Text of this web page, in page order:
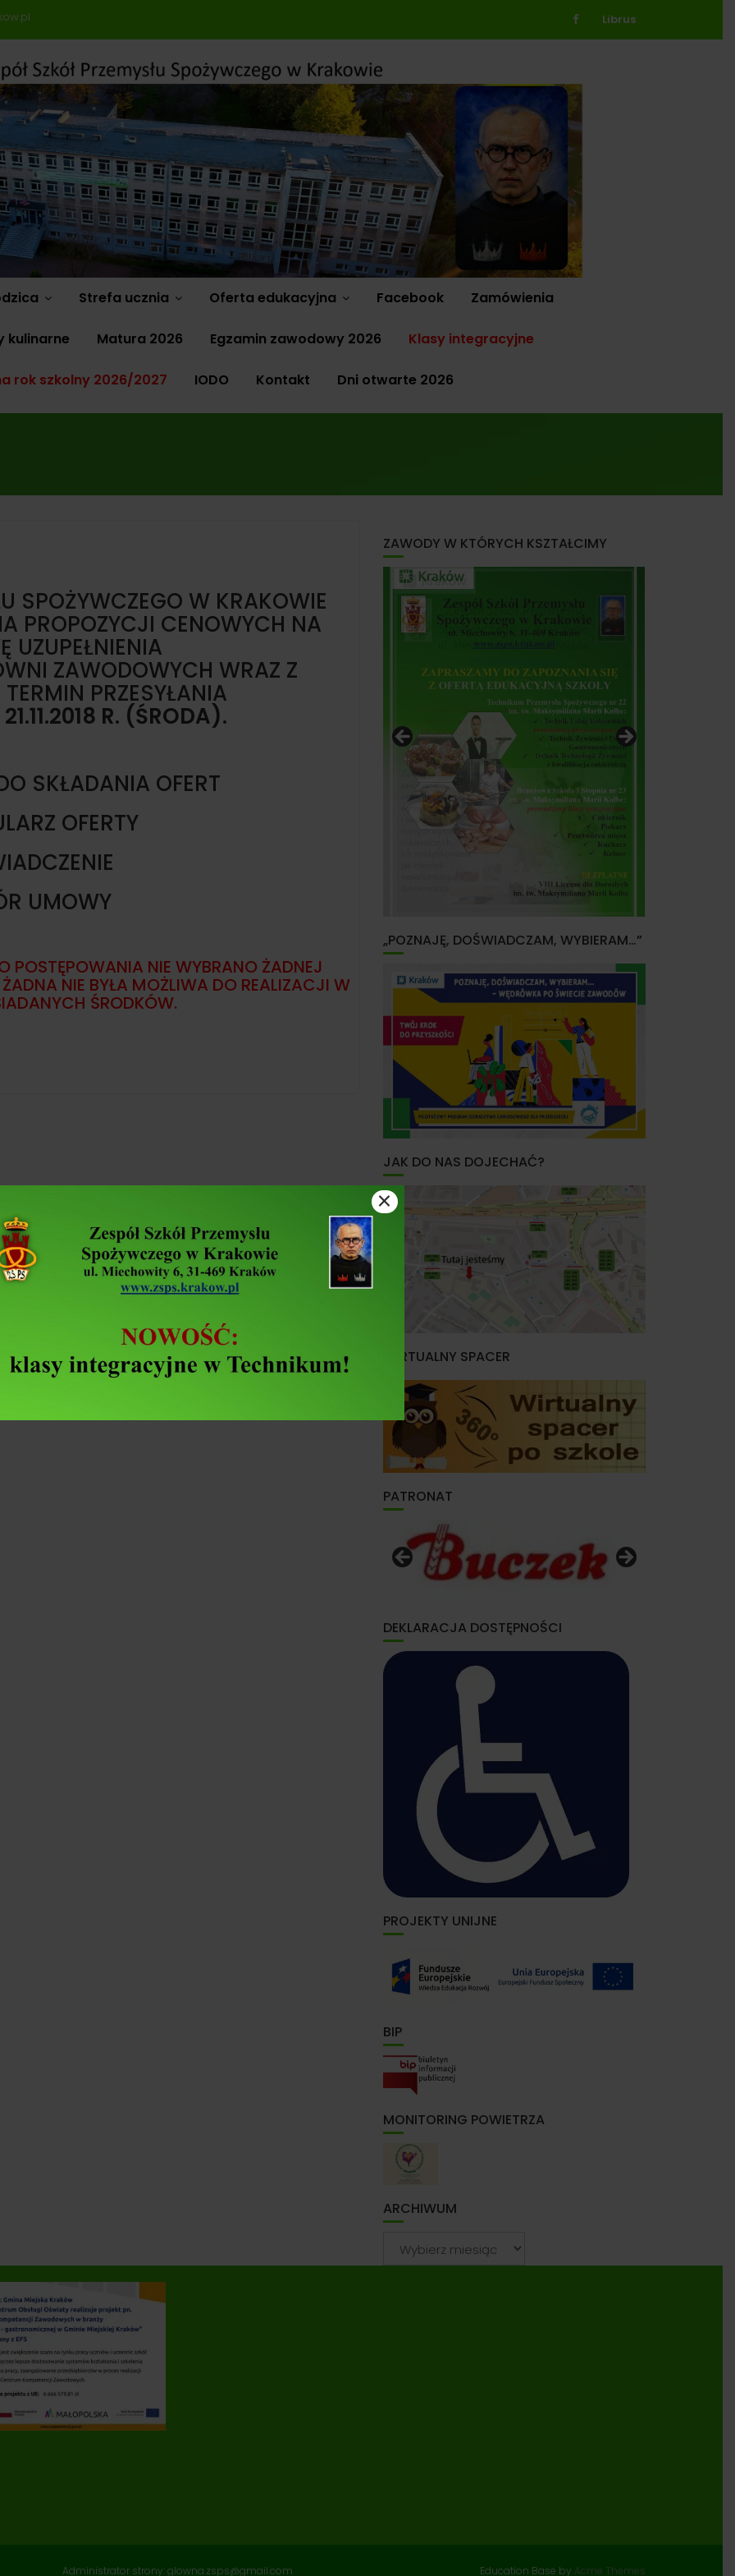
Librus
Strefa ucznia Oferta edukacyjna Facebook Zamówienia
kulinarne Matura 2026 Egzamin zawodowy 2026 Klasy integracyjne
rok szkolny 2026/2027 IODO Kontakt Dni otwarte 2026
SPOŻYWCZEGO W KRAKOWIE
PROPOZYCJI CENOWYCH NA
UZUPEŁNIENIA
ZAWODOWYCH WRAZ Z
PRZESYŁANIA
21.11.2018 R. (ŚRODA).
SKŁADANIA OFERT
OFERTY
UMOWY
POSTĘPOWANIA NIE WYBRANO ŻADNEJ
NIE BYŁA MOŻLIWA DO REALIZACJI W
ŚRODKÓW.
ZAWODY W KTÓRYCH KSZTAŁCIMY
„POZNAJĘ, DOŚWIADCZAM, WYBIERAM…”
JAK DO NAS DOJECHAĆ?
WIRTUALNY SPACER
PATRONAT
DEKLARACJA DOSTĘPNOŚCI
PROJEKTY UNIJNE
BIP
MONITORING POWIETRZA
ARCHIWUM
Administrator strony: glowna.zsps@gmail.com Education Base by Acme Themes
×